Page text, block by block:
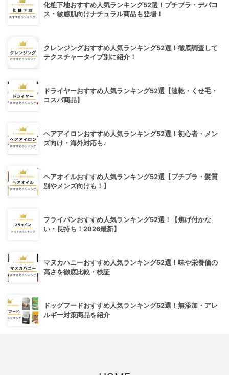
化粧下地おすすめ人気ランキング52選！プチプラ・デパコ
ス・敏感肌向けナチュラル商品も登場！
クレンジングおすすめ人気ランキング52選！徹底調査して
テクスチャータイプ別に紹介！
ドライヤーおすすめ人気ランキング52選【速乾・くせ毛・
コスパ商品】
ヘアアイロンおすすめ人気ランキング52選！初心者・メン
ズ向け・海外対応も♪
ヘアオイルおすすめ人気ランキング52選【プチプラ・髪質
別やメンズ向けも！】
フライパンおすすめ人気ランキング52選！【焦げ付かな
い・長持ち！2026最新】
マヌカハニーおすすめ人気ランキング52選！味や栄養価の
高さを徹底比較・検証
ドッグフードおすすめ人気ランキング52選！無添加・アレ
ルギー対策商品を紹介